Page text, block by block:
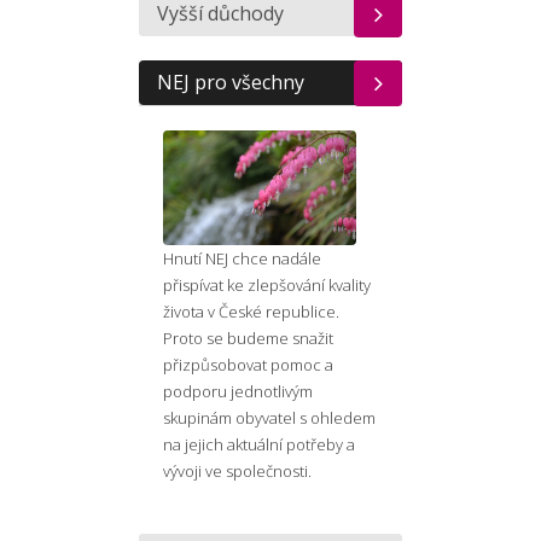
Vyšší důchody
NEJ pro všechny
Hnutí NEJ chce nadále
přispívat ke zlepšování kvality
života v České republice.
Proto se budeme snažit
přizpůsobovat pomoc a
podporu jednotlivým
skupinám obyvatel s ohledem
na jejich aktuální potřeby a
vývoji ve společnosti.